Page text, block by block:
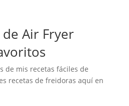
Air Fryer
de mis recetas fáciles de
recetas de freidoras aquí en